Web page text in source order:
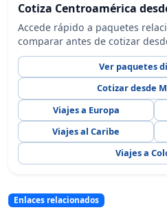
Cotiza Centroamérica
Accede rápido a paquetes
comparar antes de cotizar
Ver paquetes
Cotizar desde
Viajes a Europa
Viajes al Caribe
Viajes a
Enlaces relacionados